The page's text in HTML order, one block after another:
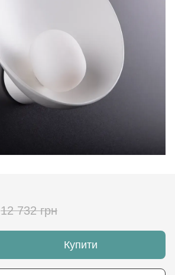
12 732 грн
Купити